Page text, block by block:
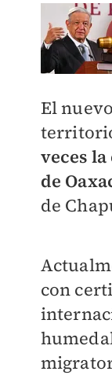
El
veces
de
de
con